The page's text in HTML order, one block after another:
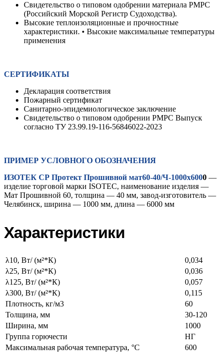
Свидетельство о типовом одобрении материала РМРС
(Российский Морской Регистр Судоходства).
Высокие теплоизоляционные и прочностные
характеристики. • Высокие максимальные температуры
применения
СЕРТИФИКАТЫ
Декларация соответствия
Пожарный сертификат
Санитарно-эпидемиологическое заключение
Свидетельство о типовом одобрении РМРС Выпуск
согласно ТУ 23.99.19-116-56846022-2023
ПРИМЕР УСЛОВНОГО ОБОЗНАЧЕНИЯ
ИЗОТЕК СР Протект Прошивной мат60-40/Ч-1000х6000 —
изделие торговой марки ISOTEC, наименование изделия —
Мат Прошивной 60, толщина — 40 мм, завод-изготовитель —
Челябинск, ширина — 1000 мм, длина — 6000 мм
Характеристики
λ10, Вт/ (м²*К)
0,034
λ25, Вт/ (м²*К)
0,036
λ125, Вт/ (м²*К)
0,057
λ300, Вт/ (м²*К)
0,115
Плотность, кг/м3
60
Толщина, мм
30-120
Ширина, мм
1000
Группа горючести
НГ
Максимальная рабочая температура, °C
600